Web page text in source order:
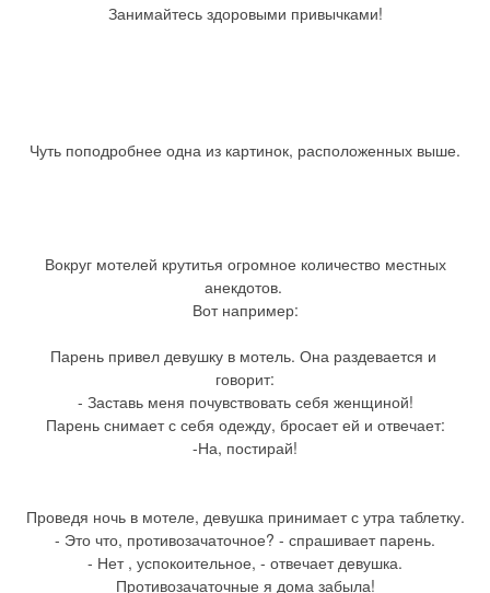
Занимайтесь здоровыми привычками!
Чуть поподробнее одна из картинок, расположенных выше.
Вокруг мотелей крутитья огромное количество местных
анекдотов.
Вот например:
Парень привел девушку в мотель. Она раздевается и
говорит:
- Заставь меня почувствовать себя женщиной!
Парень снимает с себя одежду, бросает ей и отвечает:
-На, постирай!
Проведя ночь в мотеле, девушка принимает с утра таблетку.
- Это что, противозачаточное? - спрашивает парень.
- Нет , успокоительное, - отвечает девушка.
Противозачаточные я дома забыла!